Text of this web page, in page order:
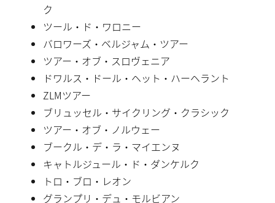
ク
ツール・ド・ワロニー
バロワーズ・ベルジャム・ツアー
ツアー・オブ・スロヴェニア
ドワルス・ドール・ヘット・ハーヘラント
ZLMツアー
ブリュッセル・サイクリング・クラシック
ツアー・オブ・ノルウェー
ブークル・デ・ラ・マイエンヌ
キャトルジュール・ド・ダンケルク
トロ・ブロ・レオン
グランプリ・デュ・モルビアン